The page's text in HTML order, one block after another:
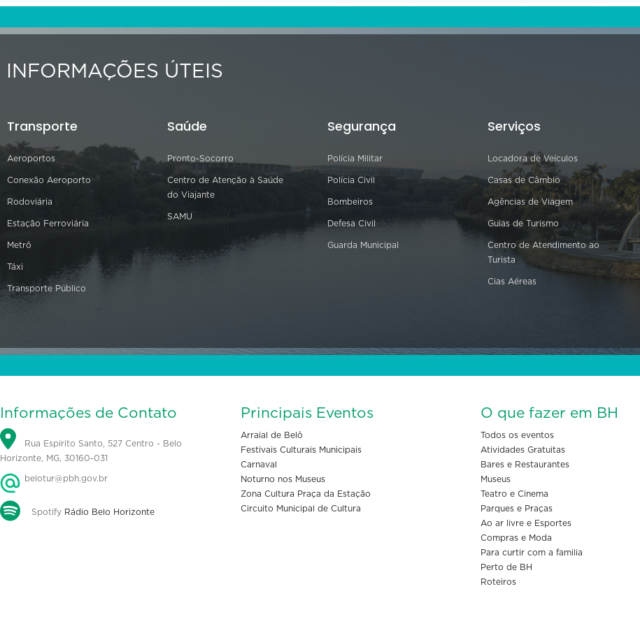
INFORMAÇÕES ÚTEIS
Transporte
Aeroportos
Conexão Aeroporto
Rodoviária
Estação Ferroviária
Metrô
Táxi
Transporte Público
Saúde
Pronto-Socorro
Centro de Atenção à Saúde
do Viajante
SAMU
Segurança
Polícia Militar
Polícia Civil
Bombeiros
Defesa Civil
Guarda Municipal
Serviços
Locadora de Veículos
Casas de Câmbio
Agências de Viagem
Guias de Turismo
Centro de Atendimento ao
Turista
Cias Aéreas
Informações de Contato
Rua Espírito Santo, 527 Centro - Belo
Horizonte, MG, 30160-031
belotur@pbh.gov.br
Spotify Rádio Belo Horizonte
Principais Eventos
Arraial de Belô
Festivais Culturais Municipais
Carnaval
Noturno nos Museus
Zona Cultura Praça da Estação
Circuito Municipal de Cultura
O que fazer em BH
Todos os eventos
Atividades Gratuitas
Bares e Restaurantes
Museus
Teatro e Cinema
Parques e Praças
Ao ar livre e Esportes
Compras e Moda
Para curtir com a familia
Perto de BH
Roteiros